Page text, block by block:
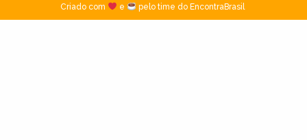
Criado com
e pelo time do EncontraBrasil